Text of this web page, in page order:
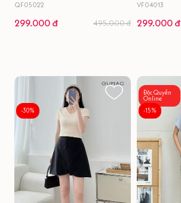
QF05022
299.000 đ 495.000 đ
VF04013
299.000 đ
-30%
Độc Quyền
Online
-15%